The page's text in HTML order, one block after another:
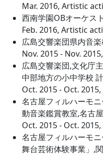
Mar. 2016, Artistic
西南学園OBオーケス
Feb. 2016, Artistic
広島交響楽団県内音
Nov. 2015 - Nov.
広島交響楽団,文化庁
中部地方の小中学校
Oct. 2015 - Oct.
名古屋フィルハーモ
動音楽鑑賞教室,名古
Oct. 2015 - Oct.
名古屋フィルハーモ
舞台芸術体験事業」,